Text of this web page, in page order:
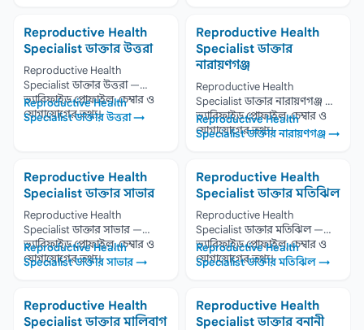
Reproductive Health
Specialist ডাক্তার উত্তরা
Reproductive Health
Specialist ডাক্তার উত্তরা —
ভ্যারিফাইড প্রোফাইল, চেম্বার ও
যোগাযোগের তথ্য।
Reproductive Health
Specialist ডাক্তার উত্তরা →
Reproductive Health
Specialist ডাক্তার
নারায়ণগঞ্জ
Reproductive Health
Specialist ডাক্তার নারায়ণগঞ্জ —
ভ্যারিফাইড প্রোফাইল, চেম্বার ও
যোগাযোগের তথ্য।
Reproductive Health
Specialist ডাক্তার নারায়ণগঞ্জ →
Reproductive Health
Specialist ডাক্তার সাভার
Reproductive Health
Specialist ডাক্তার সাভার —
ভ্যারিফাইড প্রোফাইল, চেম্বার ও
যোগাযোগের তথ্য।
Reproductive Health
Specialist ডাক্তার সাভার →
Reproductive Health
Specialist ডাক্তার মতিঝিল
Reproductive Health
Specialist ডাক্তার মতিঝিল —
ভ্যারিফাইড প্রোফাইল, চেম্বার ও
যোগাযোগের তথ্য।
Reproductive Health
Specialist ডাক্তার মতিঝিল →
Reproductive Health
Specialist ডাক্তার মালিবাগ
Reproductive Health
Specialist ডাক্তার বনানী